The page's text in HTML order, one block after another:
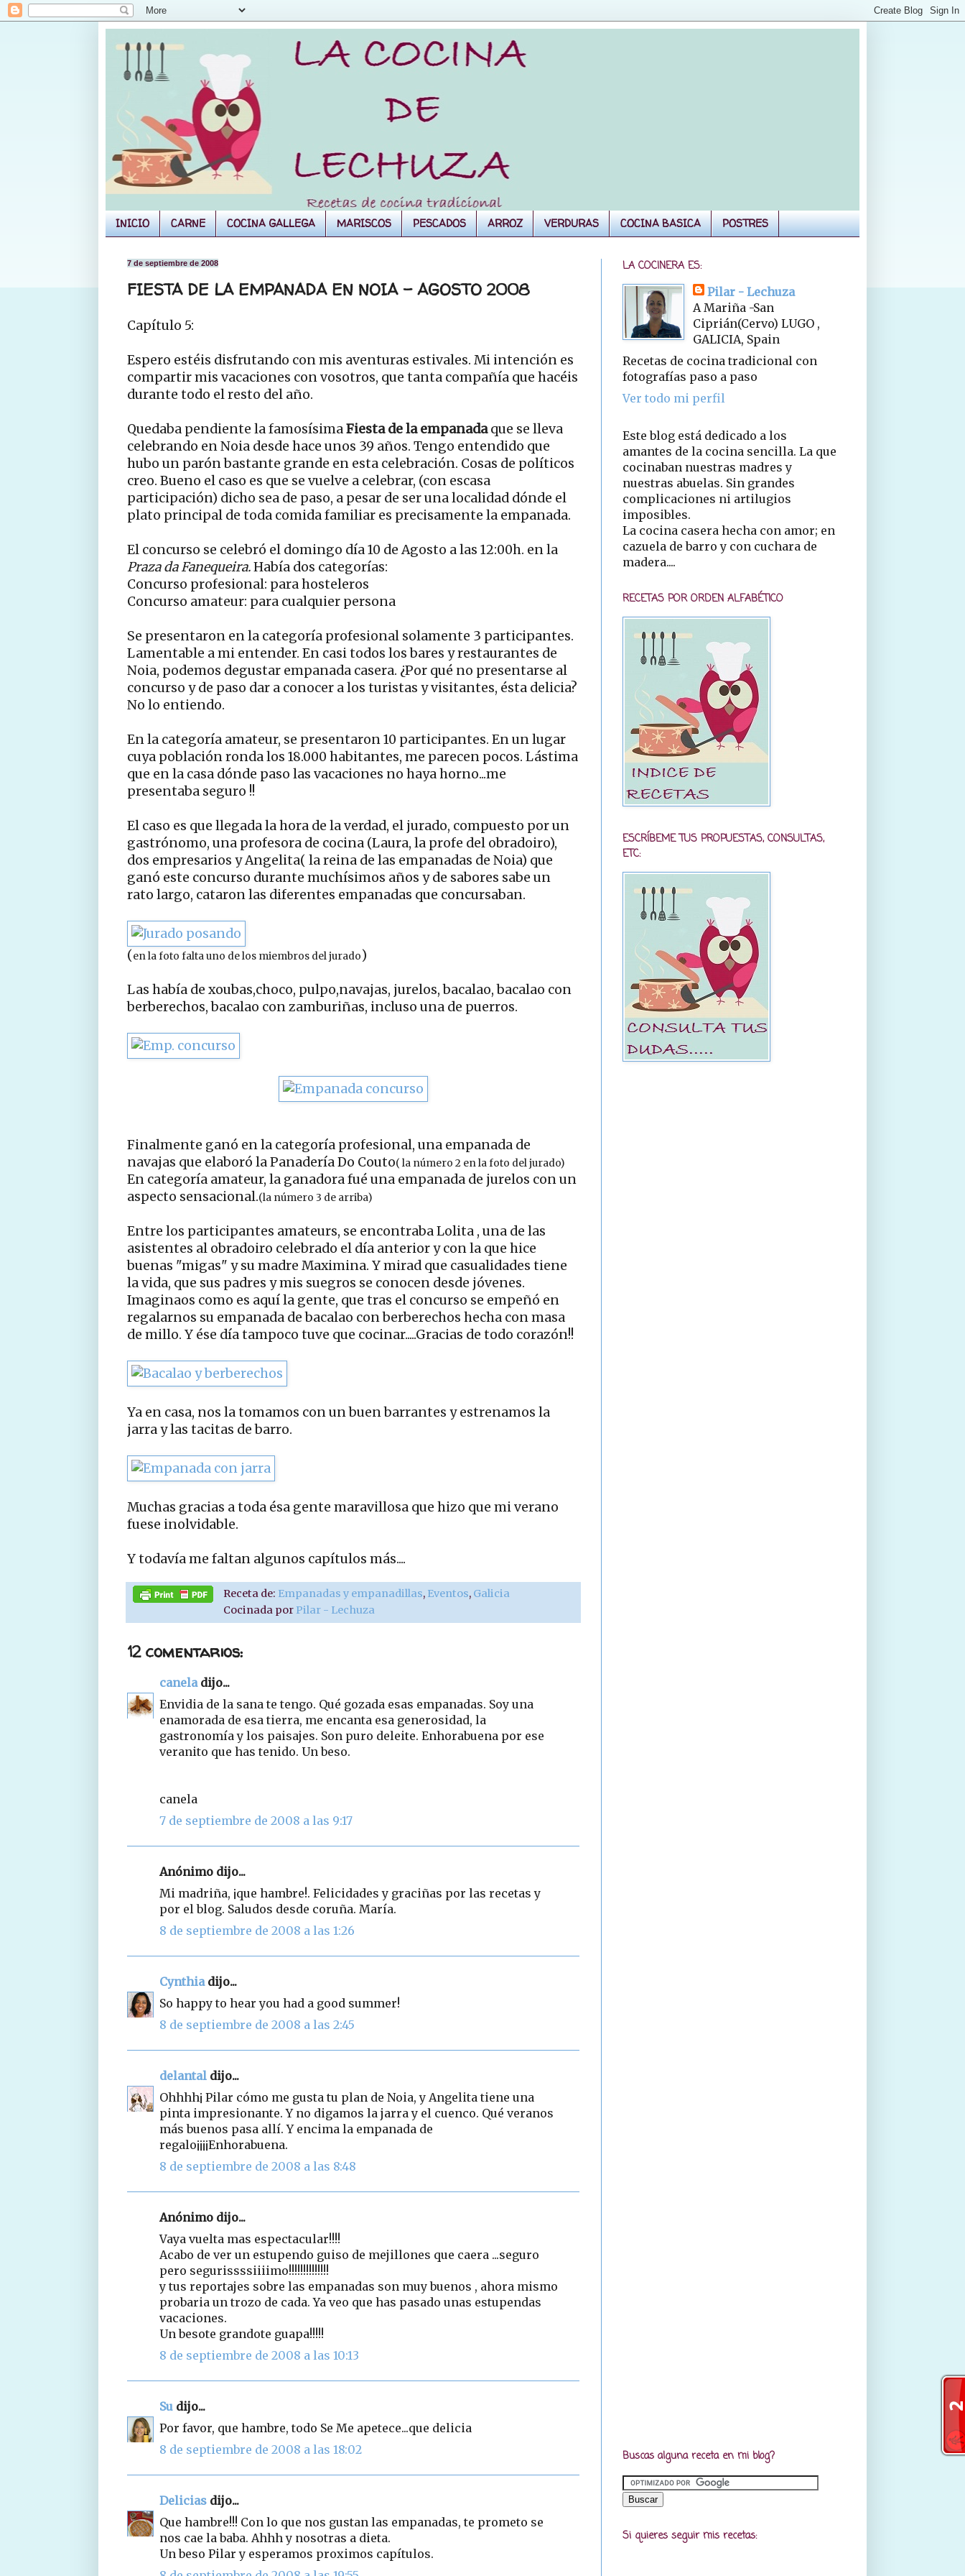
INICIO CARNE COCINA GALLEGA MARISCOS PESCADOS ARROZ VERDURAS COCINA BASICA POSTRES
7 de septiembre de 2008
FIESTA DE LA EMPANADA EN NOIA - AGOSTO 2008
Capítulo 5:
Espero estéis disfrutando con mis aventuras estivales. Mi intención es
compartir mis vacaciones con vosotros, que tanta compañía que hacéis
durante todo el resto del año.
Quedaba pendiente la famosísimaFiesta de la empanadaque se lleva
celebrando en Noia desde hace unos 39 años. Tengo entendido que
hubo un parón bastante grande en esta celebración. Cosas de políticos
creo. Bueno el caso es que se vuelve a celebrar, (con escasa
participación) dicho sea de paso, a pesar de ser una localidad dónde el
plato principal de toda comida familiar es precisamente la empanada.
El concurso se celebró el domingo día 10 de Agosto a las 12:00h. en la
Praza da Fanequeira.Había dos categorías:
Concurso profesional: para hosteleros
Concurso amateur: para cualquier persona
Se presentaron en la categoría profesional solamente 3 participantes.
Lamentable a mi entender. En casi todos los bares y restaurantes de
Noia, podemos degustar empanada casera. ¿Por qué no presentarse al
concurso y de paso dar a conocer a los turistas y visitantes, ésta delicia?
No lo entiendo.
En la categoría amateur, se presentaron 10 participantes. En un lugar
cuya población ronda los 18.000 habitantes, me parecen pocos. Lástima
que en la casa dónde paso las vacaciones no haya horno...me
presentaba seguro !!
El caso es que llegada la hora de la verdad, el jurado, compuesto por un
gastrónomo, una profesora de cocina (Laura, la profe del obradoiro),
dos empresarios y Angelita( la reina de las empanadas de Noia) que
ganó este concurso durante muchísimos años y de sabores sabe un
rato largo, cataron las diferentes empanadas que concursaban.
(en la foto falta uno de los miembros del jurado)
Las había de xoubas,choco, pulpo,navajas, jurelos, bacalao, bacalao con
berberechos, bacalao con zamburiñas, incluso una de puerros.
Finalmente ganó en la categoría profesional, una empanada de
navajas que elaboró la Panadería Do Couto( la número 2 en la foto del jurado)
En categoría amateur, la ganadora fué una empanada de jurelos con un
aspecto sensacional.(la número 3 de arriba)
Entre los participantes amateurs, se encontraba Lolita , una de las
asistentes al obradoiro celebrado el día anterior y con la que hice
buenas "migas" y su madre Maximina. Y mirad que casualidades tiene
la vida, que sus padres y mis suegros se conocen desde jóvenes.
Imaginaos como es aquí la gente, que tras el concurso se empeñó en
regalarnos su empanada de bacalao con berberechos hecha con masa
de millo. Y ése día tampoco tuve que cocinar.....Gracias de todo corazón!!
Ya en casa, nos la tomamos con un buen barrantes y estrenamos la
jarra y las tacitas de barro.
Muchas gracias a toda ésa gente maravillosa que hizo que mi verano
fuese inolvidable.
Y todavía me faltan algunos capítulos más....
Receta de: Empanadas y empanadillas, Eventos, Galicia
Cocinada por Pilar - Lechuza
12 comentarios:
caneladijo...
Envidia de la sana te tengo. Qué gozada esas empanadas. Soy una
enamorada de esa tierra, me encanta esa generosidad, la
gastronomía y los paisajes. Son puro deleite. Enhorabuena por ese
veranito que has tenido. Un beso.
canela
7 de septiembre de 2008 a las 9:17
Anónimo dijo...
Mi madriña, ¡que hambre!. Felicidades y graciñas por las recetas y
por el blog. Saludos desde coruña. María.
8 de septiembre de 2008 a las 1:26
Cynthiadijo...
So happy to hear you had a good summer!
8 de septiembre de 2008 a las 2:45
delantal dijo...
Ohhhh¡ Pilar cómo me gusta tu plan de Noia, y Angelita tiene una
pinta impresionante. Y no digamos la jarra y el cuenco. Qué veranos
más buenos pasa allí. Y encima la empanada de
regalo¡¡¡¡Enhorabuena.
8 de septiembre de 2008 a las 8:48
Anónimo dijo...
Vaya vuelta mas espectacular!!!!
Acabo de ver un estupendo guiso de mejillones que caera ...seguro
pero segurissssiiiimo!!!!!!!!!!!!!!
y tus reportajes sobre las empanadas son muy buenos , ahora mismo
probaria un trozo de cada. Ya veo que has pasado unas estupendas
vacaciones.
Un besote grandote guapa!!!!!
8 de septiembre de 2008 a las 10:13
Su dijo...
Por favor, que hambre, todo Se Me apetece...que delicia
8 de septiembre de 2008 a las 18:02
Delicias dijo...
Que hambre!!! Con lo que nos gustan las empanadas, te prometo se
nos cae la baba. Ahhh y nosotras a dieta.
Un beso Pilar y esperamos proximos capítulos.
LA COCINERA ES:
Pilar - Lechuza
A Mariña -San
Ciprián(Cervo) LUGO ,
GALICIA, Spain
Recetas de cocina tradicional con
fotografías paso a paso
Ver todo mi perfil
Este blog está dedicado a los
amantes de la cocina sencilla. La que
cocinaban nuestras madres y
nuestras abuelas. Sin grandes
complicaciones ni artilugios
imposibles.
La cocina casera hecha con amor; en
cazuela de barro y con cuchara de
madera....
RECETAS POR ORDEN ALFABÉTICO
ESCRÍBEME TUS PROPUESTAS, CONSULTAS,
ETC:
Buscas alguna receta en mi blog?
Si quieres seguir mis recetas: